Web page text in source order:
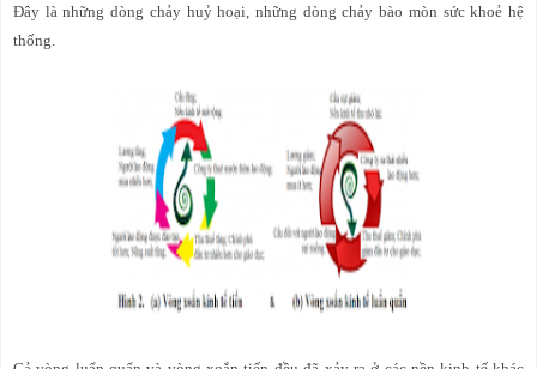
Đây là những dòng chảy huỷ hoại, những dòng chảy bào mòn sức khoẻ hệ
thống.